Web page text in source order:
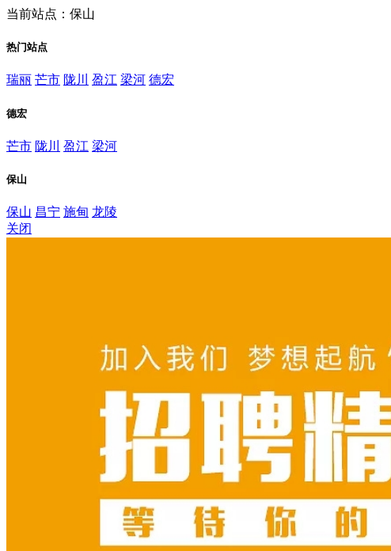
当前站点：保山
热门站点
瑞丽 芒市 陇川 盈江 梁河 德宏
德宏
芒市 陇川 盈江 梁河
保山
保山 昌宁 施甸 龙陵
关闭